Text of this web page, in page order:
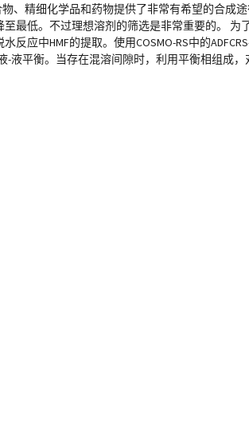
、精细化学品和药物提供了非常有希望的合成
最低。不过理想溶剂的筛选是非常重要的。 为
反应中HMF的提取。使用COSMO-RS中的
-液平衡。当存在混溶间隙时，利用平衡相组成